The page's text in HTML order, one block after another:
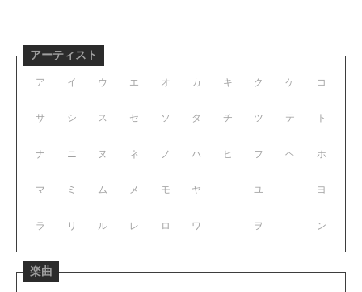
アーティスト
ア イ ウ エ オ
サ シ ス セ ソ
ナ ニ ヌ ネ ノ
マ ミ ム メ モ
ラ リ ル レ ロ
カ キ ク ケ コ
タ チ ツ テ ト
ハ ヒ フ ヘ ホ
ヤ ユ ヨ
ワ ヲ ン
楽曲